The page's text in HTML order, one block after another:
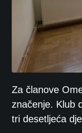
Za članove
značenje. Klub
tri desetljeća